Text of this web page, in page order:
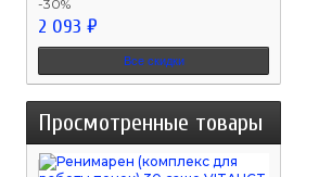
-30%
2 093 ₽
Все скидки
Просмотренные товары